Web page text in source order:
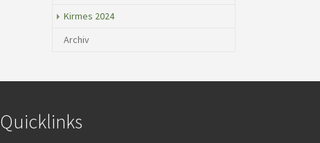
Kirmes 2024(current)
Archiv
Quicklinks